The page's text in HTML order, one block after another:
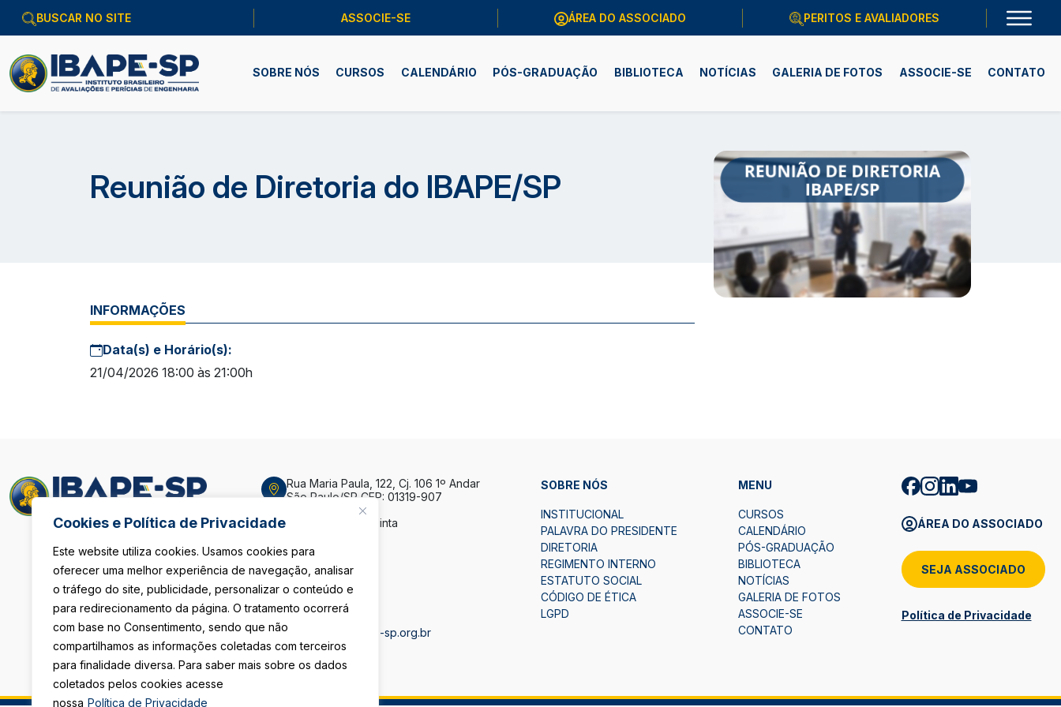
Cookies e Política de Privacidade
Este website utiliza cookies. Usamos cookies para
oferecer uma melhor experiência de navegação, analisar
o tráfego do site, publicidade, personalizar o conteúdo e
para redirecionamento da página. O tratamento ocorrerá
com base no Consentimento, sendo que não
compartilhamos as informações coletadas com terceiros
para finalidade diversa. Para saber mais sobre os dados
coletados pelos cookies acesse
nossa Política de Privacidade
ASSOCIE-SE ÁREA DO ASSOCIADO PERITOS E AVALIADORES
SOBRE NÓS CURSOS CALENDÁRIO PÓS-GRADUAÇÃO BIBLIOTECA NOTÍCIAS GALERIA DE FOTOS ASSOCIE-SE CONTATO
Reunião de Diretoria do IBAPE/SP
INFORMAÇÕES
Data(s) e Horário(s):
21/04/2026 18:00 às 21:00h
Rua Maria Paula, 122, Cj. 106 1º Andar
São Paulo/SP CEP: 01319-907
De Segunda a Quinta
Sexta-Feira
Das 08h às 17h.
(11) 3105-4112
secretaria@ibape-sp.org.br
SOBRE NÓS
INSTITUCIONAL
PALAVRA DO PRESIDENTE
DIRETORIA
REGIMENTO INTERNO
ESTATUTO SOCIAL
CÓDIGO DE ÉTICA
LGPD
MENU
CURSOS
CALENDÁRIO
PÓS-GRADUAÇÃO
BIBLIOTECA
NOTÍCIAS
GALERIA DE FOTOS
ASSOCIE-SE
CONTATO
ÁREA DO ASSOCIADO
SEJA ASSOCIADO
Política de Privacidade